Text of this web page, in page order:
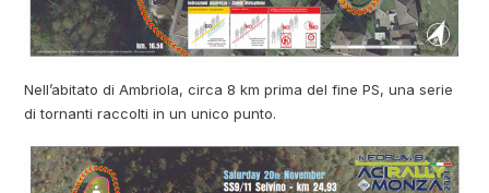
Nell’abitato di Ambriola, circa 8 km prima del fine PS, una serie
di tornanti raccolti in un unico punto.